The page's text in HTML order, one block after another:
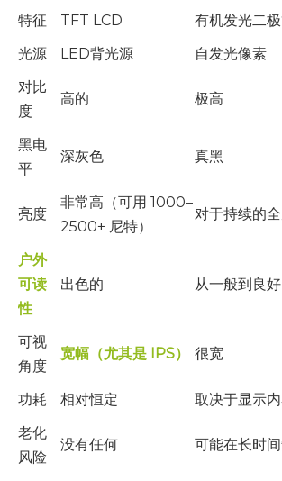
特征 TFT LCD
有机发光二
光源
LED背光源
自发光像素
对比
度
高的 极高
黑电
平
深灰色 真黑
亮度
非常高（可用 1000–
2500+ 尼特）
对于持续的
户外
可读
性
出色的 从一般到良好
可视
角度
宽幅（尤其是 IPS） 很宽
功耗 相对恒定
取决于显示
老化
风险
没有任何 可能在长时